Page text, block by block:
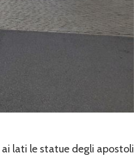
lati le statue degli apostoli